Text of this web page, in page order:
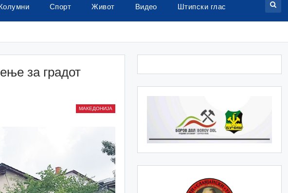
Спорт Живот Видео Штипски глас
за градот
МАКЕДОНИЈА